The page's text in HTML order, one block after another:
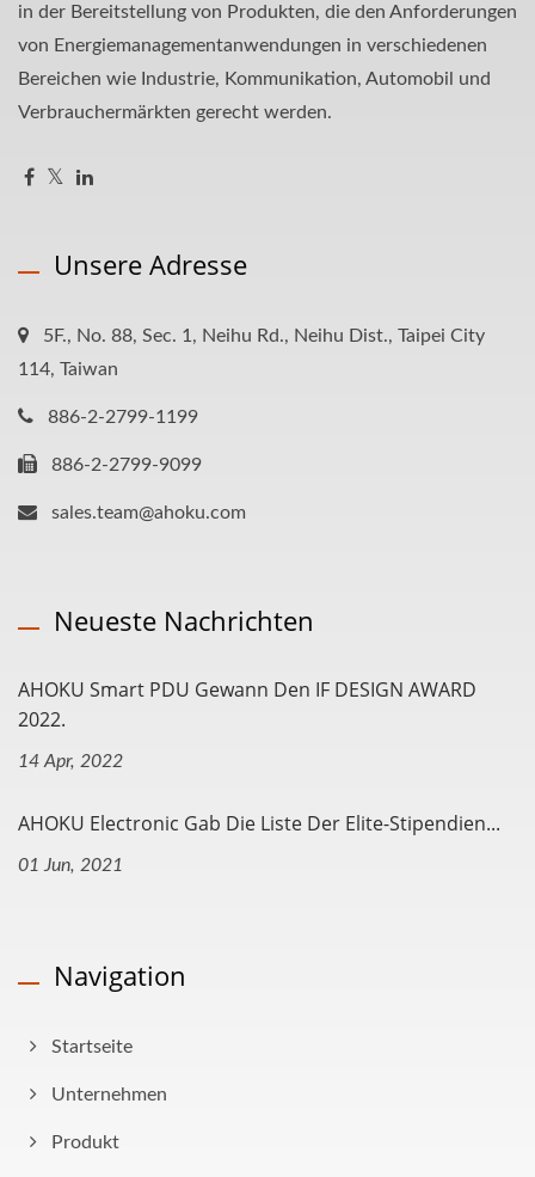
in der Bereitstellung von Produkten, die den Anforderungen
von Energiemanagementanwendungen in verschiedenen
Bereichen wie Industrie, Kommunikation, Automobil und
Verbrauchermärkten gerecht werden.
Unsere Adresse
5F., No. 88, Sec. 1, Neihu Rd., Neihu Dist., Taipei City
114, Taiwan
886-2-2799-1199
886-2-2799-9099
sales.team@ahoku.com
Neueste Nachrichten
AHOKU Smart PDU Gewann Den IF DESIGN AWARD
2022.
14 Apr, 2022
AHOKU Electronic Gab Die Liste Der Elite-Stipendien...
01 Jun, 2021
Navigation
Startseite
Unternehmen
Produkt